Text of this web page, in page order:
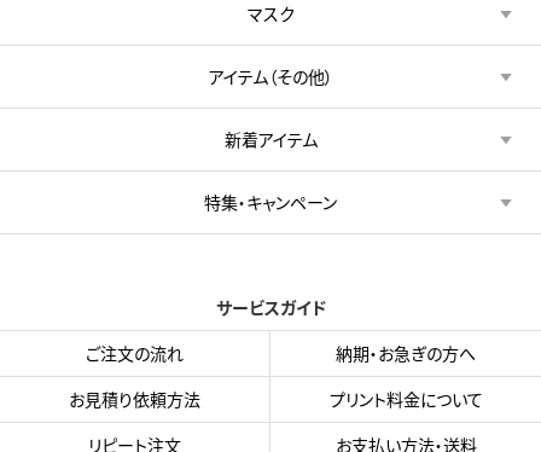
マスク
アイテム（その他）
新着アイテム
特集・キャンペーン
サービスガイド
ご注文の流れ
納期・お急ぎの方へ
お見積り依頼方法
プリント料金について
リピート注文
お支払い方法・送料